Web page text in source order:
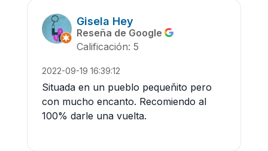
Gisela Hey
Reseña de Google
Calificación: 5
2022-09-19 16:39:12
Situada en un pueblo pequeñito pero
con mucho encanto. Recomiendo al
100% darle una vuelta.